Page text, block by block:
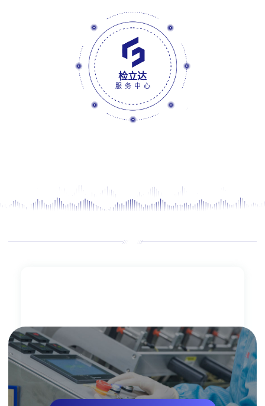
检立达
服务中心